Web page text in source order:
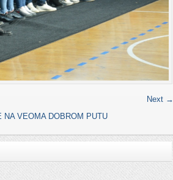
Next →
VEOMA DOBROM PUTU